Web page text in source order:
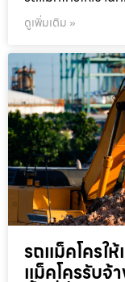
ดูเพิ่มเติม »
รถแม็คโครใ
แม็คโครรับจ้